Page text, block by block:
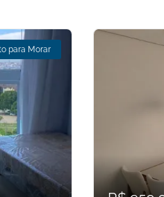
para Morar